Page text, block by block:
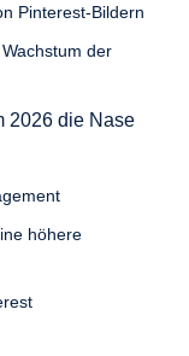
Pinterest-Bildern
der
2026 die Nase
höhere